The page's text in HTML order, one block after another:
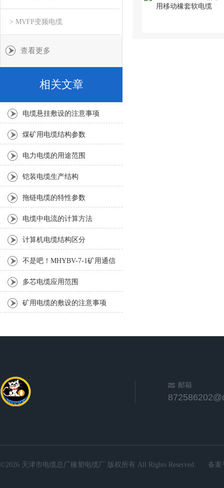
> MVFP变频电缆
查看更多
相关文章
电缆悬挂敷设的注意事项
煤矿用电缆结构参数
电力电缆的用途范围
铠装电缆生产结构
拖链电缆的特性参数
电缆中电流的计算方法
计算机电缆结构区分
不是吧！MHYBV-7-1矿用通信
电缆竟然能防火？
多芯电缆应用范围
矿用电缆的敷设的注意事项
邮箱
©2026 天津市电缆总厂橡塑电缆厂 版权所有 All Rights Reserved. 备案